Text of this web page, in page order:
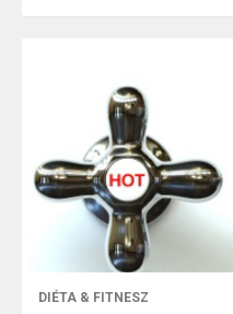
DIÉTA & FITNESZ